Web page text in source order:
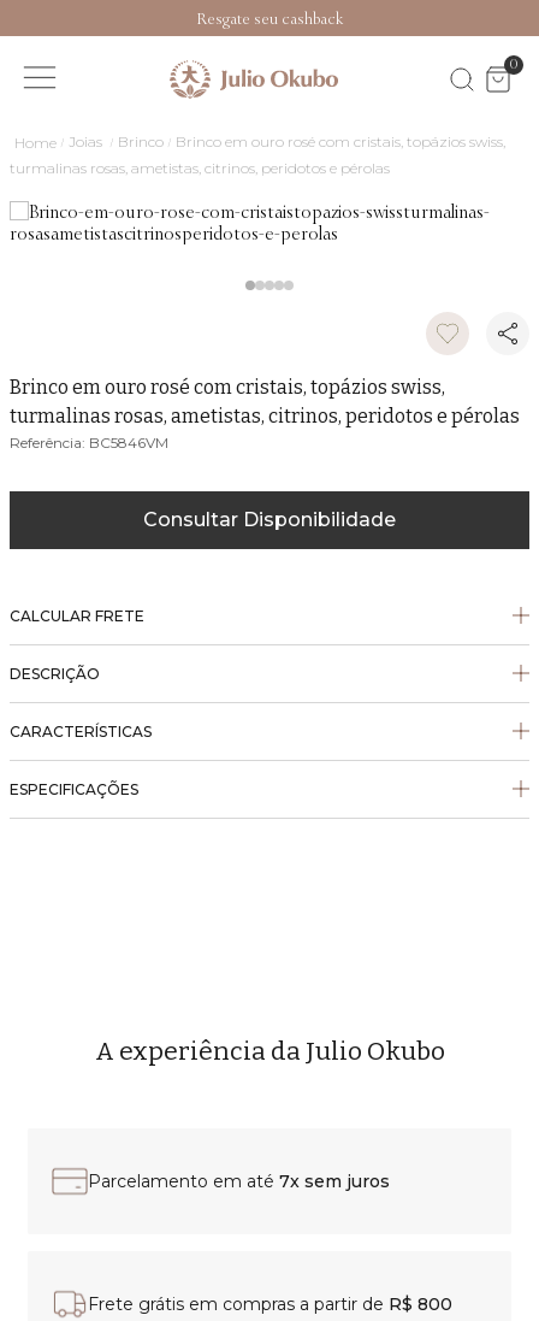
Resgate seu cashback
0
Joias Brinco
Brinco em ouro rosé com cristais, topázios swiss,
turmalinas rosas, ametistas, citrinos, peridotos e pérolas
Brinco em ouro rosé com cristais, topázios swiss,
turmalinas rosas, ametistas, citrinos, peridotos e pérolas
BC5846VM
Consultar Disponibilidade
CALCULAR FRETE
DESCRIÇÃO
CARACTERÍSTICAS
ESPECIFICAÇÕES
A experiência da Julio Okubo
Parcelamento em até 7x sem juros
Frete grátis em compras a partir de R$ 800